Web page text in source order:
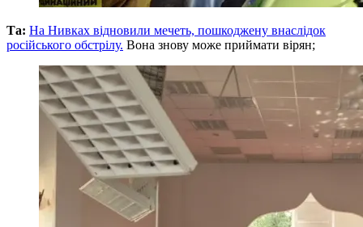
Та: На Нивках відновили мечеть, пошкоджену внаслідок
російського обстрілу. Вона знову може приймати вірян;